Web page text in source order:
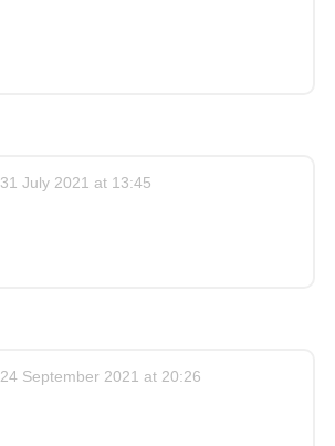
31 July 2021 at 13:45
24 September 2021 at 20:26